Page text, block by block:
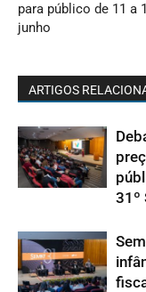
para público de 11 a
junho
ARTIGOS
31º